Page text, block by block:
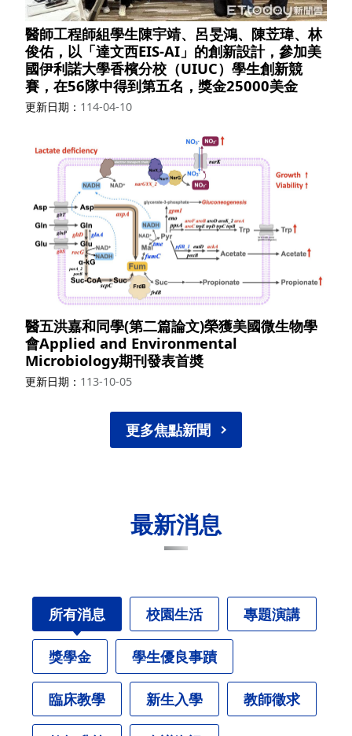
醫師工程師組學生陳宇靖、呂旻鴻、陳苙瑋、林
俊佑，以「達文西EIS-AI」的創新設計，參加美
國伊利諾大學香檳分校（UIUC）學生創新競
賽，在56隊中得到第五名，獎金25000美金
更新日期 114-04-10
醫五洪嘉和同學(第二篇論文)榮獲美國微生物學
會Applied and Environmental
Microbiology期刊發表首奬
更新日期 113-10-05
更多焦點新聞
最新消息
所有消息 校園生活 專題演講
獎學金 學生優良事蹟
臨床教學 新生入學 教師徵求